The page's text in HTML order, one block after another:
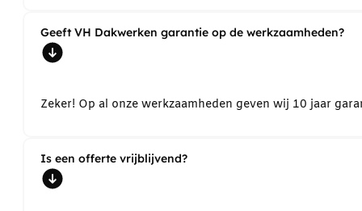
Geeft VH Dakwerken garantie op de werkzaamheden?
Zeker! Op al onze werkzaamheden geven wij 10 jaar
Is een offerte vrijblijvend?